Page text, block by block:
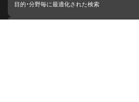
目的・分野毎に最適化された検索